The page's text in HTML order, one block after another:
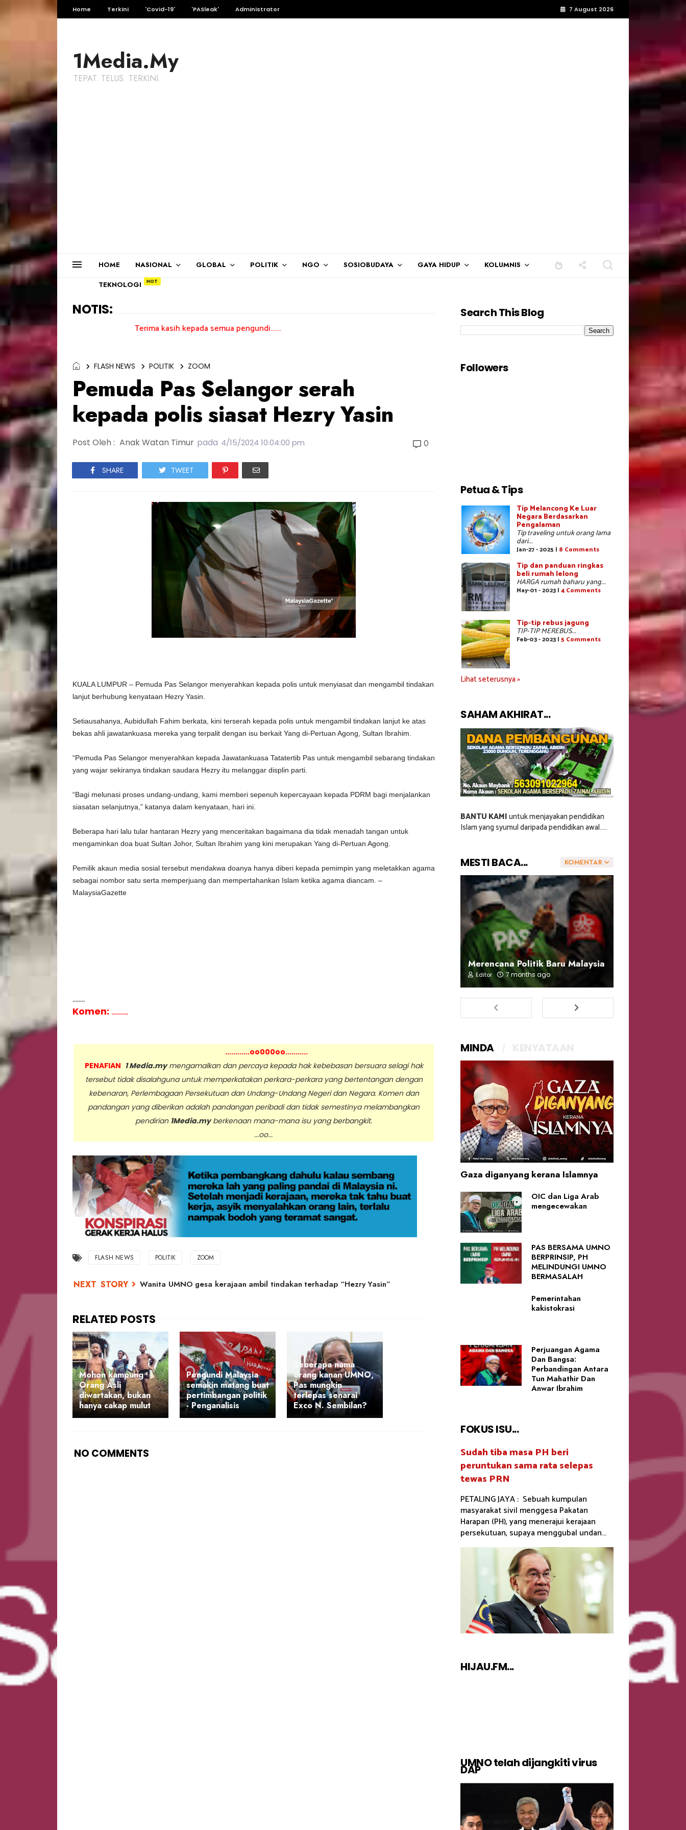
Home Terkini 'Covid-19' 'PASleak' Administrator 7 August 2026
1Media.My
TEPAT. TELUS. TERKINI.
HOME NASIONAL GLOBAL POLITIK NGO SOSIOBUDAYA GAYA HIDUP KOLUMNIS
TEKNOLOGI
NOTIS:
Terima kasih kepada semua pengundi.......
FLASH NEWS POLITIK ZOOM
Pemuda Pas Selangor serah
kepada polis siasat Hezry Yasin
Post Oleh : Anak Watan Timur pada 4/15/2024 10:04:00 pm 0
SHARE TWEET
KUALA LUMPUR – Pemuda Pas Selangor menyerahkan kepada polis untuk menyiasat dan mengambil tindakan
lanjut berhubung kenyataan Hezry Yasin.
Setiausahanya, Aubidullah Fahim berkata, kini terserah kepada polis untuk mengambil tindakan lanjut ke atas
bekas ahli jawatankuasa mereka yang terpalit dengan isu berkait Yang di-Pertuan Agong, Sultan Ibrahim.
“Pemuda Pas Selangor menyerahkan kepada Jawatankuasa Tatatertib Pas untuk mengambil sebarang tindakan
yang wajar sekiranya tindakan saudara Hezry itu melanggar displin parti.
“Bagi melunasi proses undang-undang, kami memberi sepenuh kepercayaan kepada PDRM bagi menjalankan
siasatan selanjutnya,” katanya dalam kenyataan, hari ini.
Beberapa hari lalu tular hantaran Hezry yang menceritakan bagaimana dia tidak menadah tangan untuk
mengaminkan doa buat Sultan Johor, Sultan Ibrahim yang kini merupakan Yang di-Pertuan Agong.
Pemilik akaun media sosial tersebut mendakwa doanya hanya diberi kepada pemimpin yang meletakkan agama
sebagai nombor satu serta memperjuang dan mempertahankan Islam ketika agama diancam. –
MalaysiaGazette
........
Komen: ........
............oo000oo...........
PENAFIAN 1 Media.mymengamalkan dan percaya kepada hak kebebasan bersuara selagi hak
tersebut tidak disalahguna untuk memperkatakan perkara-perkara yang bertentangan dengan
kebenaran, Perlembagaan Persekutuan dan Undang-Undang Negeri dan Negara. Komen dan
pandangan yang diberikan adalah pandangan peribadi dan tidak semestinya melambangkan
pendirian 1Media.myberkenaan mana-mana isu yang berbangkit.
...oo...
FLASH NEWS POLITIK ZOOM
Wanita UMNO gesa kerajaan ambil tindakan terhadap “Hezry Yasin”
Mohon kampung
Orang Asli
diwartakan, bukan
hanya cakap mulut
Pengundi Malaysia
semakin matang buat
pertimbangan politik
- Penganalisis
Beberapa nama
orang kanan UMNO,
Pas mungkin
terlepas senarai
Exco N. Sembilan?
NO COMMENTS
Search This Blog
Followers
Petua & Tips
Tip Melancong Ke Luar
Negara Berdasarkan
Pengalaman
Tip traveling untuk orang lama
dari...
Jan-27 - 2025 | 8 Comments
Tip dan panduan ringkas
beli rumah lelong
HARGA rumah baharu yang...
May-01 - 2023 | 4 Comments
Tip-tip rebus jagung
TIP-TIP MEREBUS...
Feb-03 - 2023 | 5 Comments
Lihat seterusnya »
SAHAM AKHIRAT...
BANTU KAMIuntuk menjayakan pendidikan
Islam yang syumul daripada pendidikan awal.....
KOMENTAR
MESTI BACA...
Merencana Politik Baru Malaysia
Editor 7 months ago
MINDA
Gaza diganyang kerana Islamnya
OIC dan Liga Arab
mengecewakan
PAS BERSAMA UMNO
BERPRINSIP, PH
MELINDUNGI UMNO
BERMASALAH
Pemerintahan
kakistokrasi
Perjuangan Agama
Dan Bangsa:
Perbandingan Antara
Tun Mahathir Dan
Anwar Ibrahim
FOKUS ISU...
Sudah tiba masa PH beri
peruntukan sama rata selepas
tewas PRN
PETALING JAYA : Sebuah kumpulan
masyarakat sivil menggesa Pakatan
Harapan (PH), yang menerajui kerajaan
persekutuan, supaya menggubal undan...
HIJAU.FM...
UMNO telah dijangkiti virus
DAP